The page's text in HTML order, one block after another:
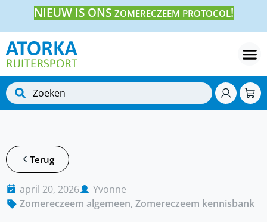
NIEUW IS ONS ZOMERECZEEM PROTOCOL!
Terug
april 20, 2026
Yvonne
Zomereczeem algemeen, Zomereczeem kennisbank